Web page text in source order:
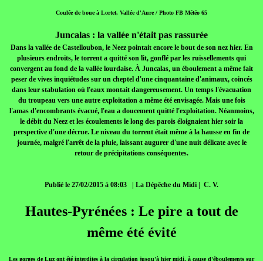
Coulée de boue à Lortet, Vallée d'Aure / Photo FB Météo 65
Juncalas : la vallée n'était pas rassurée
Dans la vallée de Castelloubon, le Neez pointait encore le bout de son nez hier. En
plusieurs endroits, le torrent a quitté son lit, gonflé par les ruissellements qui
convergent au fond de la vallée lourdaise. À Juncalas, un éboulement a même fait
peser de vives inquiétudes sur un cheptel d'une cinquantaine d'animaux, coincés
dans leur stabulation où l'eaux montait dangereusement. Un temps l'évacuation
du troupeau vers une autre exploitation a même été envisagée. Mais une fois
l'amas d'encombrants évacué, l'eau a doucement quitté l'exploitation. Néanmoins,
le débit du Neez et les écoulements le long des parois éloignaient hier soir la
perspective d'une décrue. Le niveau du torrent était même à la hausse en fin de
journée, malgré l'arrêt de la pluie, laissant augurer d'une nuit délicate avec le
retour de précipitations conséquentes.
Publié le 27/02/2015 à 08:03 | La Dépêche du Midi | C. V.
Hautes-Pyrénées : Le pire a tout de
même été évité
Les gorges de Luz ont été interdites à la circulation jusqu'à hier midi, à cause d'éboulements sur